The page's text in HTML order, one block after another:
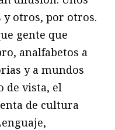
otros, por otros.
gente que
analfabetos a
y a mundos
de vista, el
de cultura